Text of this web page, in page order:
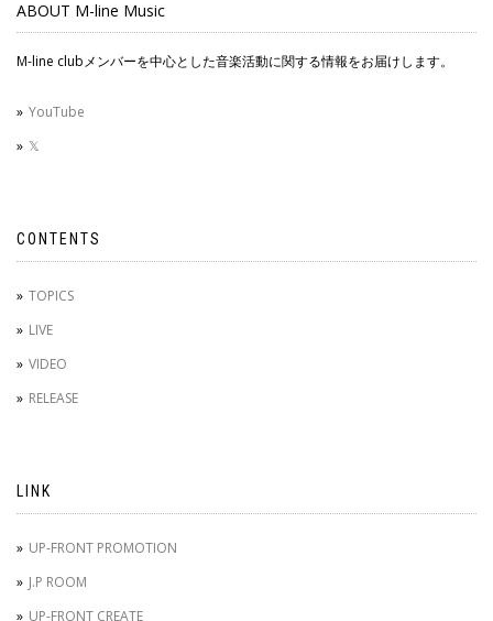
ABOUT M-line Music
M-line clubメンバーを中心とした音楽活動に関する情報をお届けします。
YouTube
𝕏
CONTENTS
TOPICS
LIVE
VIDEO
RELEASE
LINK
UP-FRONT PROMOTION
J.P ROOM
UP-FRONT CREATE